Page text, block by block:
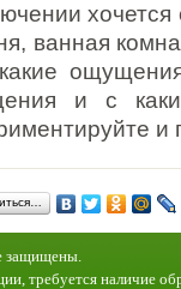
хочется
ванная
и с
и
защищены.
требуется наличие